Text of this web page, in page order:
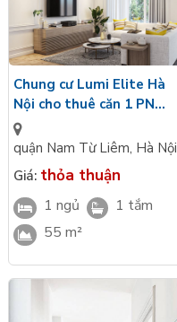
Chung cư Lumi Elite Hà
Nội cho thuê căn 1 PN
55m2, Tây Nam, full đồ,
giá tốt
quận Nam Từ Liêm, Hà Nội
Giá: thỏa thuận
1 ngủ
1 tắm
55 m²